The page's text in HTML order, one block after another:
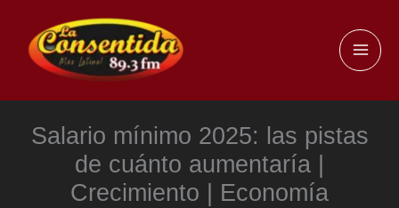
contenido
Salario mínimo 2025: las pistas
de cuánto aumentaría |
Crecimiento | Economía